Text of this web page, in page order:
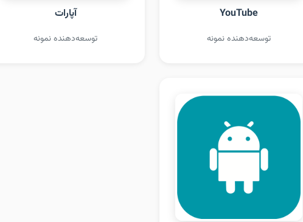
YouTube
توسعه‌دهنده نمونه
آپارات
توسعه‌دهنده نمونه